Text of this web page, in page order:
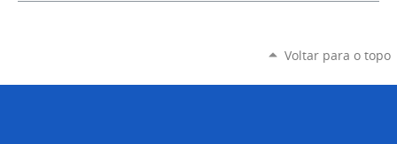
Voltar para o topo